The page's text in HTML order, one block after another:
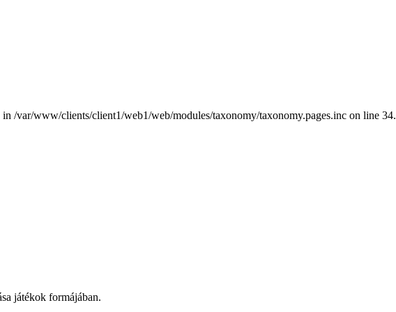
/var/www/clients/client1/web1/web/modules/taxonomy/taxonomy.pages.inc on line 34.
játékok formájában.